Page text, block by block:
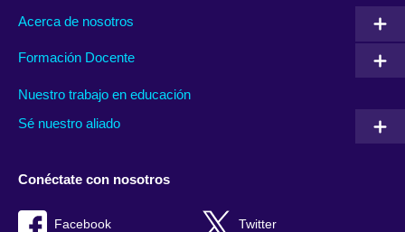
Acerca de nosotros
Formación Docente
Nuestro trabajo en educación
Sé nuestro aliado
Conéctate con nosotros
Facebook Twitter